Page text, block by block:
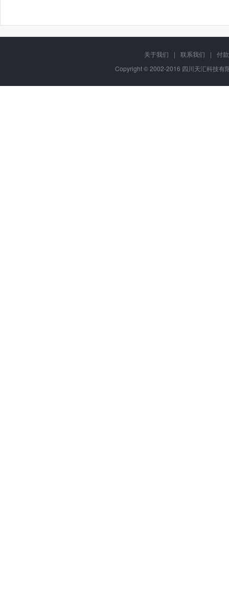
关于我们 | 联系我们 |
付
Copyright © 2002-2016 四川天汇科技